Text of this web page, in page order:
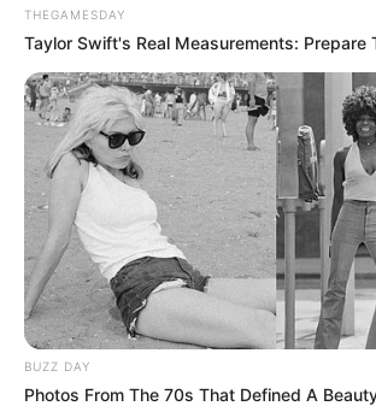
THEGAMESDAY
Taylor Swift's Real Measurements: Prepare
BUZZ DAY
Photos From The 70s That Defined A